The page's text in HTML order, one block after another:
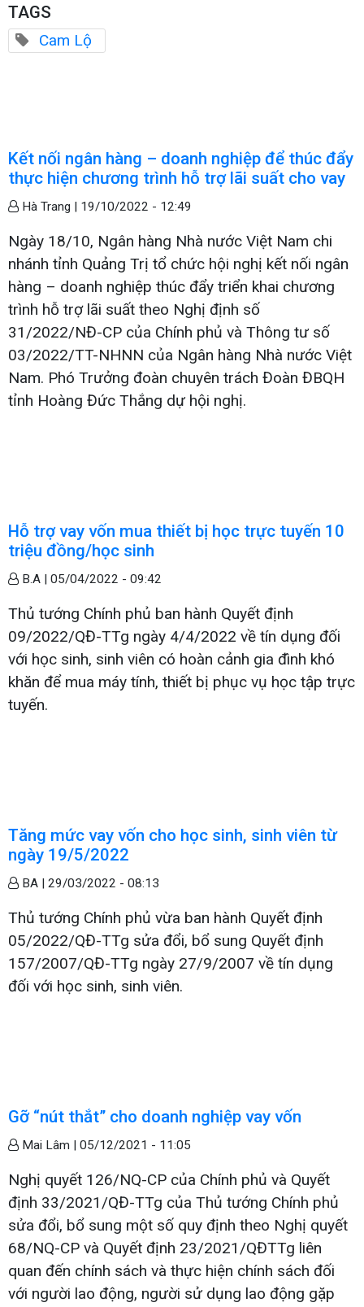
TAGS
Cam Lộ
Kết nối ngân hàng – doanh nghiệp để thúc đẩy
thực hiện chương trình hỗ trợ lãi suất cho vay
Hà Trang | 19/10/2022 - 12:49
Ngày 18/10, Ngân hàng Nhà nước Việt Nam chi
nhánh tỉnh Quảng Trị tổ chức hội nghị kết nối ngân
hàng – doanh nghiệp thúc đẩy triển khai chương
trình hỗ trợ lãi suất theo Nghị định số
31/2022/NĐ-CP của Chính phủ và Thông tư số
03/2022/TT-NHNN của Ngân hàng Nhà nước Việt
Nam. Phó Trưởng đoàn chuyên trách Đoàn ĐBQH
tỉnh Hoàng Đức Thắng dự hội nghị.
Hỗ trợ vay vốn mua thiết bị học trực tuyến 10
triệu đồng/học sinh
B.A | 05/04/2022 - 09:42
Thủ tướng Chính phủ ban hành Quyết định
09/2022/QĐ-TTg ngày 4/4/2022 về tín dụng đối
với học sinh, sinh viên có hoàn cảnh gia đình khó
khăn để mua máy tính, thiết bị phục vụ học tập trực
tuyến.
Tăng mức vay vốn cho học sinh, sinh viên từ
ngày 19/5/2022
BA | 29/03/2022 - 08:13
Thủ tướng Chính phủ vừa ban hành Quyết định
05/2022/QĐ-TTg sửa đổi, bổ sung Quyết định
157/2007/QĐ-TTg ngày 27/9/2007 về tín dụng
đối với học sinh, sinh viên.
Gỡ “nút thắt” cho doanh nghiệp vay vốn
Mai Lâm | 05/12/2021 - 11:05
Nghị quyết 126/NQ-CP của Chính phủ và Quyết
định 33/2021/QĐ-TTg của Thủ tướng Chính phủ
sửa đổi, bổ sung một số quy định theo Nghị quyết
68/NQ-CP và Quyết định 23/2021/QĐTTg liên
quan đến chính sách và thực hiện chính sách đối
với người lao động, người sử dụng lao động gặp